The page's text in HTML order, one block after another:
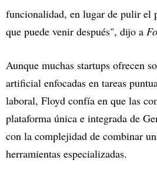
funcionalidad, en lugar de pulir el
que puede venir después", dijo a
Aunque muchas startups ofrecen
artificial enfocadas en tareas
laboral, Floyd confía en que las
plataforma única e integrada de
con la complejidad de combinar
herramientas especializadas.